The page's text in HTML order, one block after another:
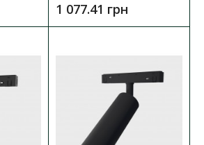
В порівняння
1 077.41 грн